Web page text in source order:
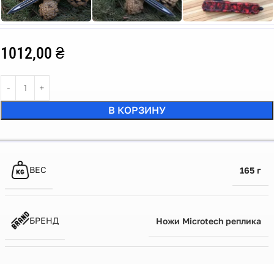
1012,00 ₴
В КОРЗИНУ
ВЕС 165 г
БРЕНД Ножи Microtech реплика